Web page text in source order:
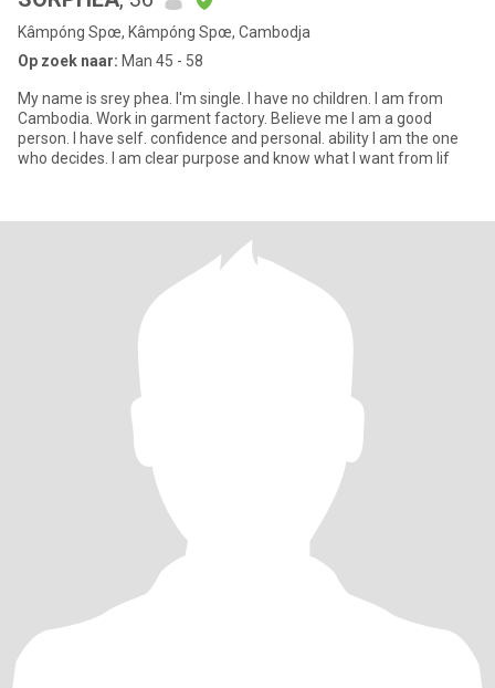
Kâmpóng Spœ, Kâmpóng Spœ, Cambodja
Op zoek naar: Man 45 - 58
My name is srey phea. I'm single. I have no children. I am from
Cambodia. Work in garment factory. Believe me I am a good
person. I have self. confidence and personal. ability I am the one
who decides. I am clear purpose and know what I want from lif